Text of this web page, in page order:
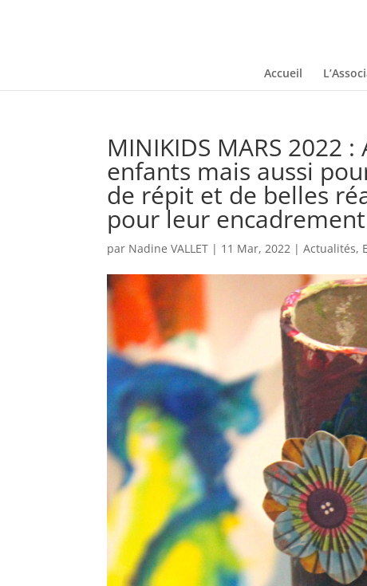
Accueil
MINIKIDS MARS 2022
enfants mais aussi
de répit et de belles
pour leur
par Nadine VALLET | 11 Mar, 2022 |Actualités,